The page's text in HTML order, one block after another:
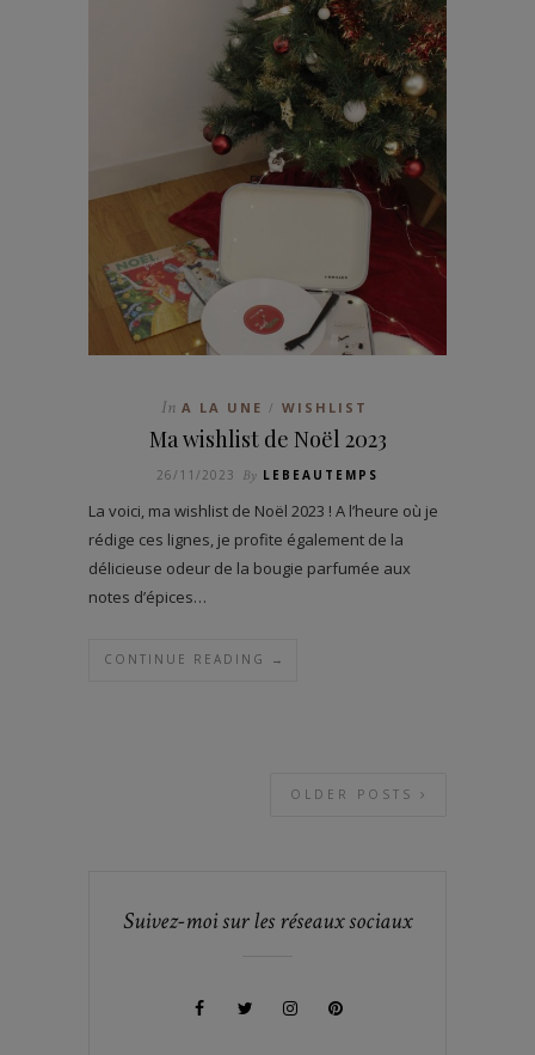
In A LA UNE / WISHLIST
Ma wishlist de Noël 2023
26/11/2023 By LEBEAUTEMPS
La voici, ma wishlist de Noël 2023 ! A l’heure où je
rédige ces lignes, je profite également de la
délicieuse odeur de la bougie parfumée aux
notes d’épices…
CONTINUE READING →
OLDER POSTS
Suivez-moi sur les réseaux sociaux